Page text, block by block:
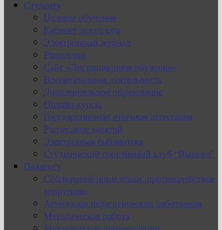
Студенту
Целевое обучение
Кабинет психолога
Электронный журнал
Родителям
Сайт «Дистанционное обучение»
Воспитательная деятельность
Дополнительное образование
Онлайн-курсы
Государственная итоговая аттестация
Расписание занятий
Электронная библиотека
Студенческий спортивный клуб “Вымпел”
Педагогу
Соблюдение норм этики, противодействие
коррупции
Аттестация педагогических работников
Методическая работа